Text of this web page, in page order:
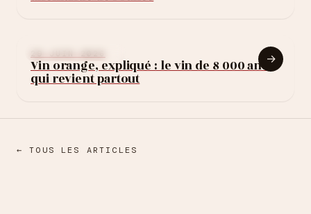
APPRENDRE LE VIN
29 JUIN 2026
Vin orange, expliqué : le vin de 8 000 ans
qui revient partout
→
← TOUS LES ARTICLES